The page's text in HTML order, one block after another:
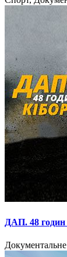
ДАП. 48 годин